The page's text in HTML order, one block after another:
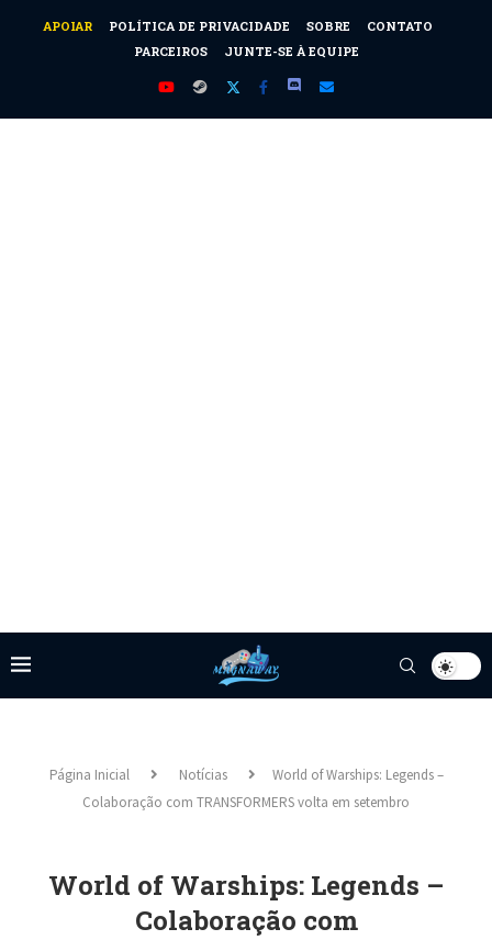
APOIAR POLÍTICA DE PRIVACIDADE SOBRE
CONTATO
PARCEIROS
JUNTE-SE À EQUIPE
Página Inicial Notícias
World of Warships: Legends –
Colaboração com TRANSFORMERS volta em setembro
World of Warships: Legends –
Colaboração com